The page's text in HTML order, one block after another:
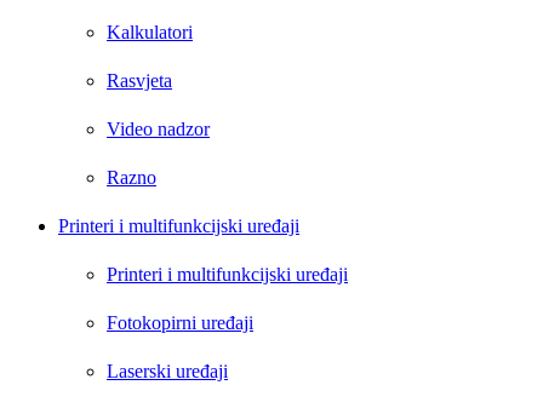
Kalkulatori
Rasvjeta
Video nadzor
Razno
Printeri i multifunkcijski uređaji
Printeri i multifunkcijski uređaji
Fotokopirni uređaji
Laserski uređaji